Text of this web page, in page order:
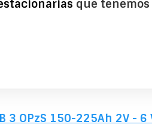
que tenemos
3 OPzS 150-225Ah 2V - 6